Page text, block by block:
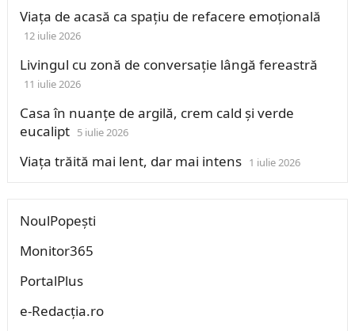
Viața de acasă ca spațiu de refacere emoțională
12 iulie 2026
Livingul cu zonă de conversație lângă fereastră
11 iulie 2026
Casa în nuanțe de argilă, crem cald și verde
eucalipt 5 iulie 2026
Viața trăită mai lent, dar mai intens 1 iulie 2026
NoulPopești
Monitor365
PortalPlus
e-Redacția.ro